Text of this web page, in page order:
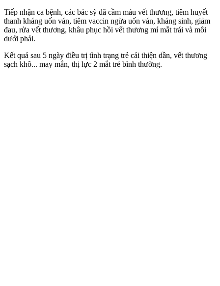
Tiếp nhận ca bệnh, các bác sỹ đã cầm máu vết thương, tiêm huyết
thanh kháng uốn ván, tiêm vaccin ngừa uốn ván, kháng sinh, giảm
đau, rửa vết thương, khâu phục hồi vết thương mí mắt trái và môi
dưới phải.
Kết quả sau 5 ngày điều trị tình trạng trẻ cải thiện dần, vết thương
sạch khô... may mắn, thị lực 2 mắt trẻ bình thường.